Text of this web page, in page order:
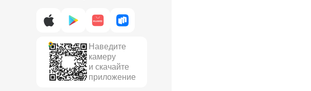
Наведите
камеру
и скачайте
приложение